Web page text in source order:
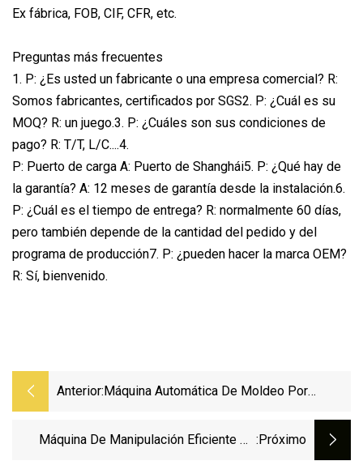
Ex fábrica, FOB, CIF, CFR, etc.
Preguntas más frecuentes
1. P: ¿Es usted un fabricante o una empresa comercial? R:
Somos fabricantes, certificados por SGS2. P: ¿Cuál es su
MOQ? R: un juego.3. P: ¿Cuáles son sus condiciones de
pago? R: T/T, L/C....4.
P: Puerto de carga A: Puerto de Shanghái5. P: ¿Qué hay de
la garantía? A: 12 meses de garantía desde la instalación.6.
P: ¿Cuál es el tiempo de entrega? R: normalmente 60 días,
pero también depende de la cantidad del pedido y del
programa de producción7. P: ¿pueden hacer la marca OEM?
R: Sí, bienvenido.
Anterior:Máquina Automática De Moldeo Por
Máquina De Manipulación Eficiente De :próximo